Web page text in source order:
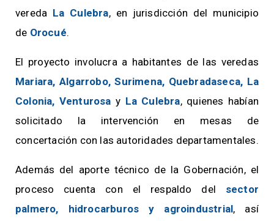
vereda La Culebra, en jurisdicción del municipio
de Orocué.
El proyecto involucra a habitantes de las veredas
Mariara, Algarrobo, Surimena, Quebradaseca, La
Colonia, Venturosa y La Culebra, quienes habían
solicitado la intervención en mesas de
concertación con las autoridades departamentales.
Además del aporte técnico de la Gobernación, el
proceso cuenta con el respaldo del sector
palmero, hidrocarburos y agroindustrial, así